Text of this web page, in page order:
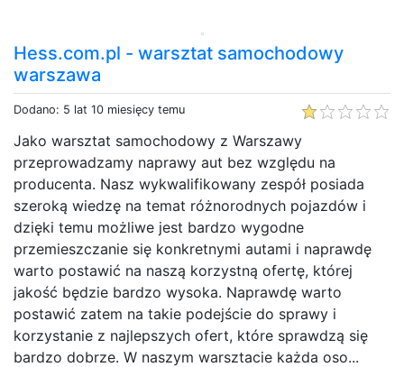
Hess.com.pl - warsztat samochodowy
warszawa
Dodano: 5 lat 10 miesięcy temu
Jako warsztat samochodowy z Warszawy
przeprowadzamy naprawy aut bez względu na
producenta. Nasz wykwalifikowany zespół posiada
szeroką wiedzę na temat różnorodnych pojazdów i
dzięki temu możliwe jest bardzo wygodne
przemieszczanie się konkretnymi autami i naprawdę
warto postawić na naszą korzystną ofertę, której
jakość będzie bardzo wysoka. Naprawdę warto
postawić zatem na takie podejście do sprawy i
korzystanie z najlepszych ofert, które sprawdzą się
bardzo dobrze. W naszym warsztacie każda oso...